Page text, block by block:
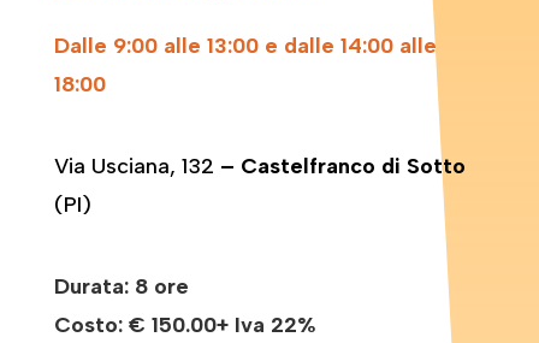
Dalle 9:00 alle 13:00 e dalle 14:00 alle
18:00
Via Usciana, 132 – Castelfranco di Sotto
(PI)
Durata: 8 ore
Costo: € 150.00+ Iva 22%